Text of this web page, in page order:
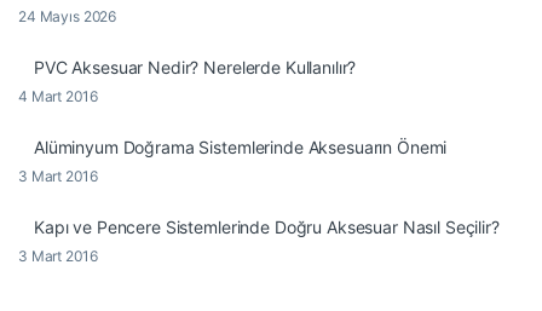
24 Mayıs 2026
PVC Aksesuar Nedir? Nerelerde Kullanılır?
4 Mart 2016
Alüminyum Doğrama Sistemlerinde Aksesuarın Önemi
3 Mart 2016
Kapı ve Pencere Sistemlerinde Doğru Aksesuar Nasıl Seçilir?
3 Mart 2016